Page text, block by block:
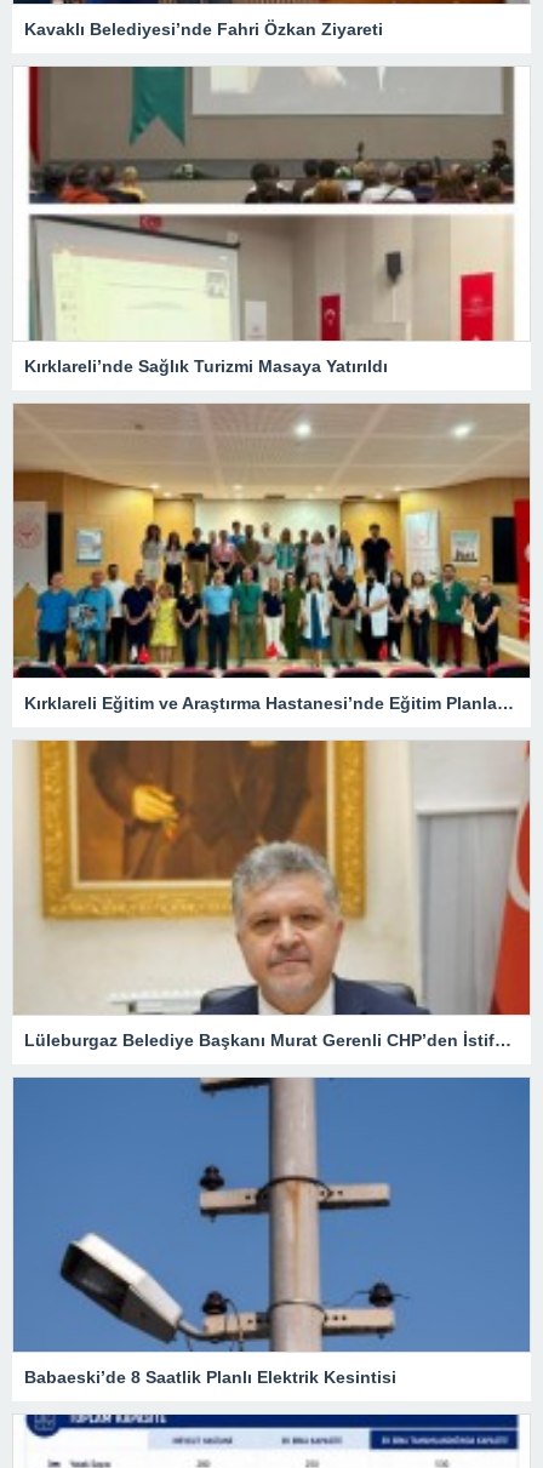
Kavaklı Belediyesi’nde Fahri Özkan Ziyareti
Kırklareli’nde Sağlık Turizmi Masaya Yatırıldı
Kırklareli Eğitim ve Araştırma Hastanesi’nde Eğitim Planlaması Masaya Yatırıldı
Lüleburgaz Belediye Başkanı Murat Gerenli CHP’den İstifa Etti
Babaeski’de 8 Saatlik Planlı Elektrik Kesintisi